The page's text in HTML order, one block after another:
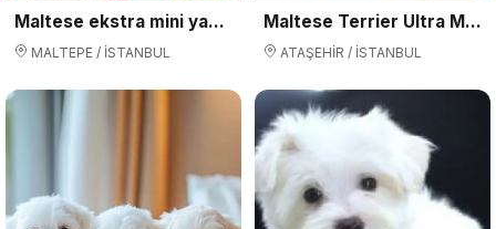
Maltese ekstra mini yavrularımız
MALTEPE / İSTANBUL
Maltese Terrier Ultra Mini Yavrularımız
ATAŞEHİR / İSTANBUL